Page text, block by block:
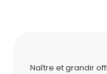
Naître et grandir